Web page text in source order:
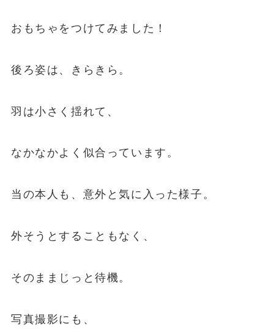
おもちゃをつけてみました！
後ろ姿は、きらきら。
羽は小さく揺れて、
なかなかよく似合っています。
当の本人も、意外と気に入った様子。
外そうとすることもなく、
そのままじっと待機。
写真撮影にも、